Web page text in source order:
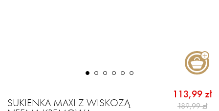
SUKIENKA MAXI Z WISKOZĄ
113,99 zł
189,99 zł